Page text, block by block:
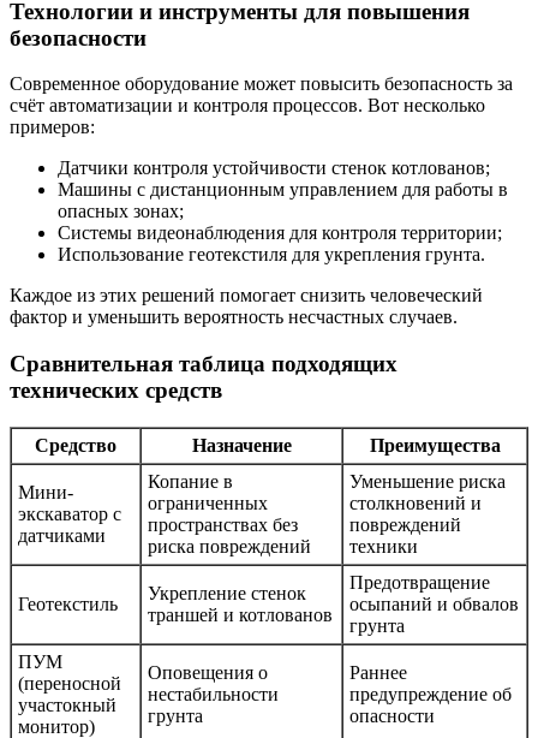
Технологии и инструменты для повышения
безопасности
Современное оборудование может повысить безопасность за
счёт автоматизации и контроля процессов. Вот несколько
примеров:
Датчики контроля устойчивости стенок котлованов;
Машины с дистанционным управлением для работы в
опасных зонах;
Системы видеонаблюдения для контроля территории;
Использование геотекстиля для укрепления грунта.
Каждое из этих решений помогает снизить человеческий
фактор и уменьшить вероятность несчастных случаев.
Сравнительная таблица подходящих
технических средств
Средство Назначение Преимущества
Мини-
экскаватор с
датчиками
Копание в
ограниченных
пространствах без
риска повреждений
Уменьшение риска
столкновений и
повреждений
техники
Геотекстиль
Укрепление стенок
траншей и котлованов
Предотвращение
осыпаний и обвалов
грунта
ПУМ
(переносной
участокный
монитор)
Оповещения о
нестабильности
грунта
Раннее
предупреждение об
опасности